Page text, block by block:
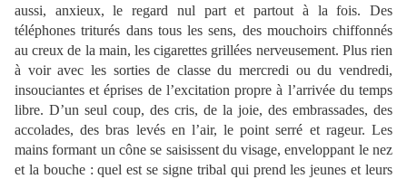
aussi, anxieux, le regard nul part et partout à la fois. Des
téléphones triturés dans tous les sens, des mouchoirs chiffonnés
au creux de la main, les cigarettes grillées nerveusement. Plus rien
à voir avec les sorties de classe du mercredi ou du vendredi,
insouciantes et éprises de l’excitation propre à l’arrivée du temps
libre. D’un seul coup, des cris, de la joie, des embrassades, des
accolades, des bras levés en l’air, le point serré et rageur. Les
mains formant un cône se saisissent du visage, enveloppant le nez
et la bouche : quel est se signe tribal qui prend les jeunes et leurs